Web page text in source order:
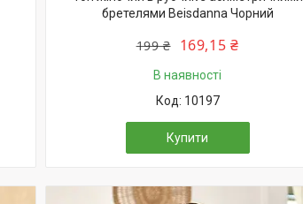
бретелями Beisdanna Чорний
199 ₴ 169,15 ₴
В наявності
10197
Купити